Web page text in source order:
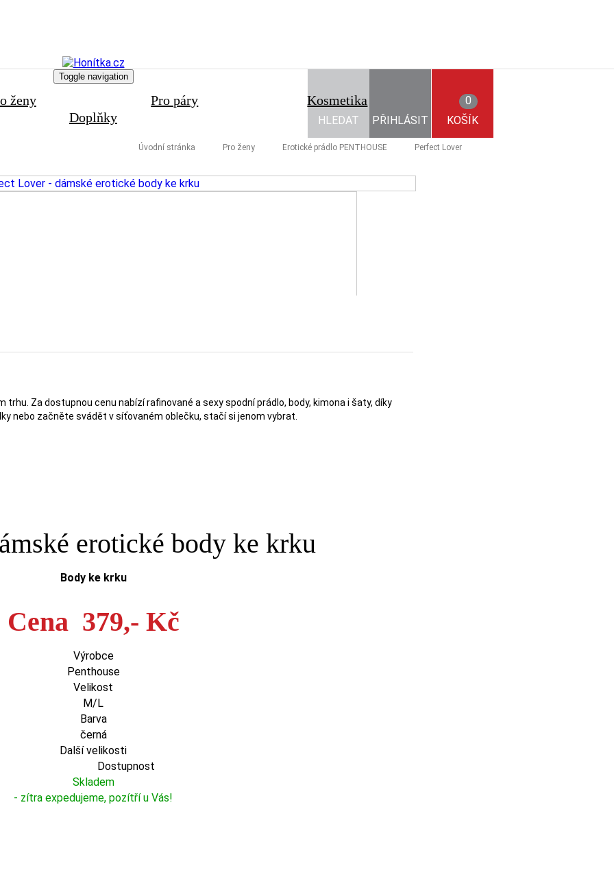
HLEDAT PŘIHLÁSIT KOŠÍK
0
Toggle navigation
ženy Pro páry
Kosmetika
Doplňky
Úvodní stránka Pro ženy Erotické prádlo PENTHOUSE Perfect Lover
trhu. Za dostupnou cenu nabízí rafinované a sexy spodní prádlo, body, kimona i šaty, díky
nebo začněte svádět v síťovaném oblečku, stačí si jenom vybrat.
erotické body ke krku
Body ke krku
Cena 379,- Kč
Výrobce
Penthouse
Velikost
M/L
Barva
černá
Další velikosti
Dostupnost
Skladem
- zítra expedujeme, pozítří u Vás!